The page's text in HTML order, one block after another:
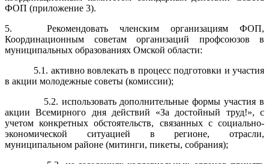
ФОП (приложение 3).
5. Рекомендовать членским организациям ФОП,
Координационным советам организаций профсоюзов в
муниципальных образованиях Омской области:
5.1. активно вовлекать в процесс подготовки и участия
в акции молодежные советы (комиссии);
5.2. использовать дополнительные формы участия в
акции Всемирного дня действий «За достойный труд!», с
учетом конкретных обстоятельств, связанных с социально-
экономической ситуацией в регионе, отрасли,
муниципальном районе (митинги, пикеты, собрания);